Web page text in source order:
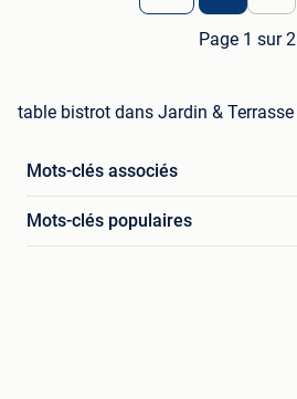
Page 1 sur 2
table bistrot dans Jardin & Terrasse
Mots-clés associés
Mots-clés populaires